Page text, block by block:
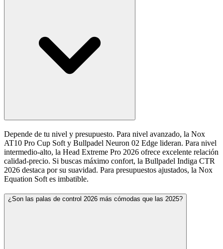
Depende de tu nivel y presupuesto. Para nivel avanzado, la Nox
AT10 Pro Cup Soft y Bullpadel Neuron 02 Edge lideran. Para nivel
intermedio-alto, la Head Extreme Pro 2026 ofrece excelente relación
calidad-precio. Si buscas máximo confort, la Bullpadel Indiga CTR
2026 destaca por su suavidad. Para presupuestos ajustados, la Nox
Equation Soft es imbatible.
¿Son las palas de control 2026 más cómodas que las 2025?